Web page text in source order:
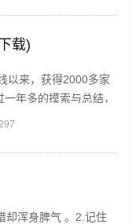
载)
以来，获得2000多家
年多的摸索与总结，
本于2017年4月26日
却浑身脾气 。2.记住